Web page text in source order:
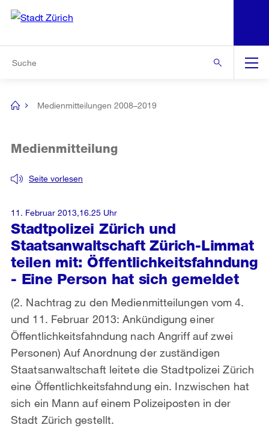
Navigation
[no
Medienmitteilungen 2008–2019
Stadtpolizei Zürich und
Staatsanwaltschaft Zürich-Limmat
teilen mit: Öffentlichkeitsfahndung
- Eine Person hat sich gemeldet
Seite vorlesen
Medienmitteilung
(2. Nachtrag zu den Medienmitteilungen vom 4.
und 11. Februar 2013: Ankündigung einer
Öffentlichkeitsfahndung nach Angriff auf zwei
Personen) Auf Anordnung der zuständigen
Staatsanwaltschaft leitete die Stadtpolizei Zürich
eine Öffentlichkeitsfahndung ein. Inzwischen hat
sich ein Mann auf einem Polizeiposten in der
Stadt Zürich gestellt.
11. Februar 2013,16.25 Uhr